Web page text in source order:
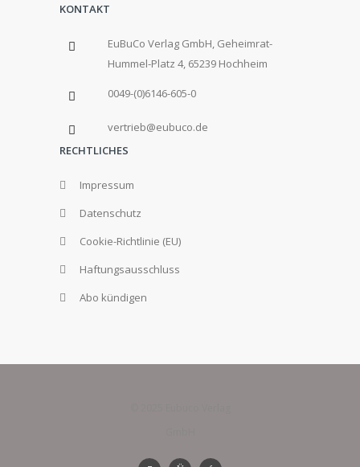
KONTAKT
EuBuCo Verlag GmbH, Geheimrat-
Hummel-Platz 4, 65239 Hochheim
0049-(0)6146-605-0
vertrieb@eubuco.de
RECHTLICHES
Impressum
Datenschutz
Cookie-Richtlinie (EU)
Haftungsausschluss
Abo kündigen